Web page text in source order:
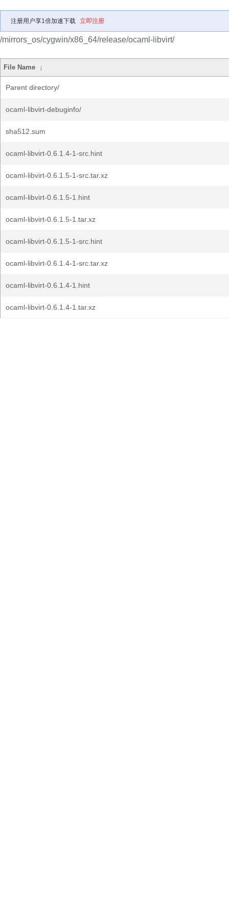
注册用户享1倍加速下载 立即注册
/mirrors_os/cygwin/x86_64/release/ocaml-libvirt/
File Name ↓
Parent directory/
ocaml-libvirt-debuginfo/
sha512.sum
ocaml-libvirt-0.6.1.4-1-src.hint
ocaml-libvirt-0.6.1.5-1-src.tar.xz
ocaml-libvirt-0.6.1.5-1.hint
ocaml-libvirt-0.6.1.5-1.tar.xz
ocaml-libvirt-0.6.1.5-1-src.hint
ocaml-libvirt-0.6.1.4-1-src.tar.xz
ocaml-libvirt-0.6.1.4-1.hint
ocaml-libvirt-0.6.1.4-1.tar.xz